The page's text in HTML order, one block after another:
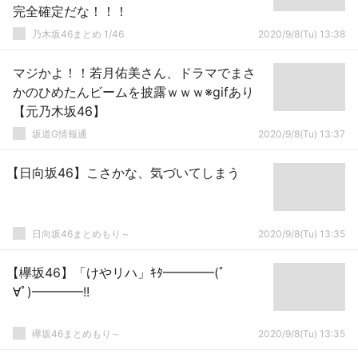
完全確定だな！！！
乃木坂46まとめ 1/46 2020/9/8(Tu) 13:38
マジかよ！！若月佑美さん、ドラマでまさ
かのひめたんビームを披露ｗｗｗ※gifあり
【元乃木坂46】
坂道G情報通 2020/9/8(Tu) 13:37
【日向坂46】こさかな、気づいてしまう
日向坂46まとめもり～ 2020/9/8(Tu) 13:35
【欅坂46】「けやリハ」ｷﾀ━━━━(ﾟ
∀ﾟ)━━━━!!
欅坂46まとめもり～ 2020/9/8(Tu) 13:35